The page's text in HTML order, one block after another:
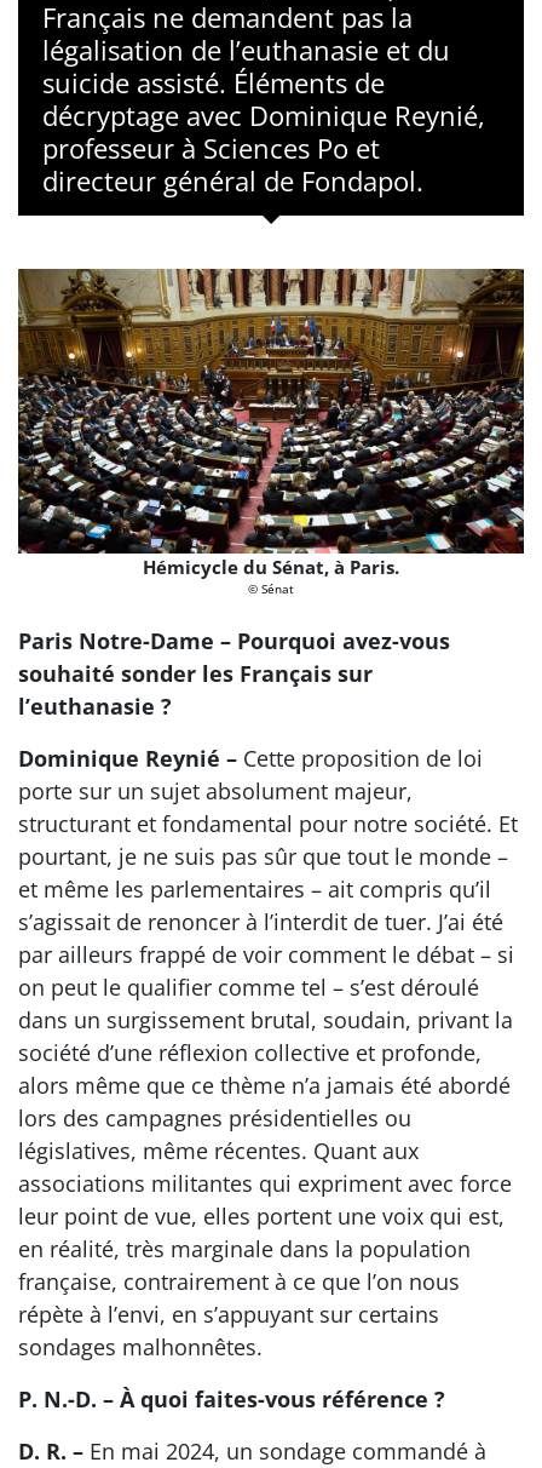
Français ne demandent pas la
légalisation de l’euthanasie et du
suicide assisté. Éléments de
décryptage avec Dominique Reynié,
professeur à Sciences Po et
directeur général de Fondapol.
Hémicycle du Sénat, à Paris.
© Sénat
Paris Notre-Dame – Pourquoi avez-vous
souhaité sonder les Français sur
l’euthanasie ?
Dominique Reynié – Cette proposition de loi
porte sur un sujet absolument majeur,
structurant et fondamental pour notre société. Et
pourtant, je ne suis pas sûr que tout le monde –
et même les parlementaires – ait compris qu’il
s’agissait de renoncer à l’interdit de tuer. J’ai été
par ailleurs frappé de voir comment le débat – si
on peut le qualifier comme tel – s’est déroulé
dans un surgissement brutal, soudain, privant la
société d’une réflexion collective et profonde,
alors même que ce thème n’a jamais été abordé
lors des campagnes présidentielles ou
législatives, même récentes. Quant aux
associations militantes qui expriment avec force
leur point de vue, elles portent une voix qui est,
en réalité, très marginale dans la population
française, contrairement à ce que l’on nous
répète à l’envi, en s’appuyant sur certains
sondages malhonnêtes.
P. N.-D. – À quoi faites-vous référence ?
D. R. – En mai 2024, un sondage commandé à